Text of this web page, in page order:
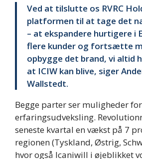
Ved at tilslutte os RVRC
platformen til at tage det
– at ekspandere hurtigere i
flere kunder og fortsætte
opbygge det brand, vi altid
at ICIW kan blive, siger
Wallstedt.
Begge parter ser muligheder
erfaringsudveksling.
seneste kvartal en vækst på 7
regionen (Tyskland, Østrig,
hvor også Icaniwill i øjeblikket